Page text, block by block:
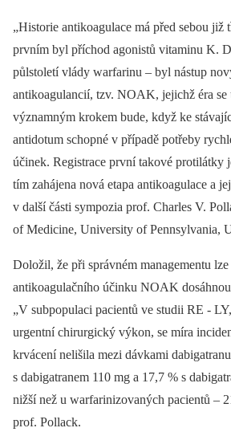
„Historie antikoagulace má před sebou
prvním byl příchod agonistů vitaminu K.
půlstoletí vlády warfarinu –⁠ byl nástup
antikoagulancií, tzv. NOAK, jejichž éra se
významným krokem bude, když ke
antidotum schopné v případě potřeby
účinek. Registrace první takové protilátky
tím zahájena nová etapa antikoagulace a
v další části sympozia prof. Charles V.
of Medicine, University of Pennsylvania,
Doložil, že při správném managementu lze
antikoagulačního účinku NOAK
„V subpopulaci pacientů ve studii RE ‑⁠
urgentní chirurgický výkon, se míra
krvácení nelišila mezi dávkami
s dabigatranem 110 mg a 17,7 % s
nižší než u warfarinizovaných pacientů –⁠
prof. Pollack.